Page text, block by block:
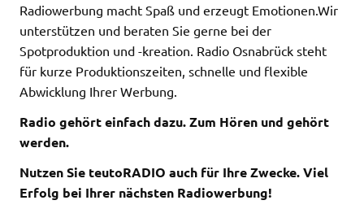
Radiowerbung macht Spaß und erzeugt Emotionen.Wir
unterstützen und beraten Sie gerne bei der
Spotproduktion und -kreation. Radio Osnabrück steht
für kurze Produktionszeiten, schnelle und flexible
Abwicklung Ihrer Werbung.
Radio gehört einfach dazu. Zum Hören und gehört
werden.
Nutzen Sie teutoRADIO auch für Ihre Zwecke. Viel
Erfolg bei Ihrer nächsten Radiowerbung!